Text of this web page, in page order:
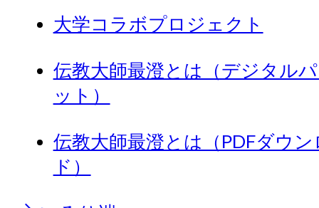
大学コラボプロジェクト
伝教大師最澄とは（デジタル
ット）
伝教大師最澄とは（PDFダウン
ド）